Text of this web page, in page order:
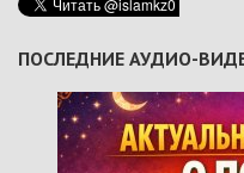
ПОСЛЕДНИЕ АУДИО-